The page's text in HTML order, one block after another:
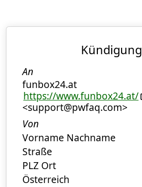
Kündigung
An
funbox24.at
https://www.funbox24.at/
<support@pwfaq.com>
Von
Vorname Nachname
Straße
PLZ Ort
Österreich